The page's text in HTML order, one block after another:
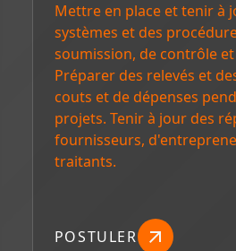
Mettre en place et tenir à
systèmes et des
soumission, de contrôle
Préparer des relevés et
couts et de dépenses
projets. Tenir à jour des
fournisseurs,
traitants.
POSTULER